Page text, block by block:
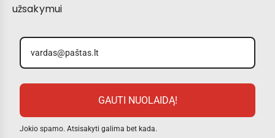
užsakymui
GAUTI NUOLAIDĄ!
Jokio spamo. Atsisakyti galima bet kada.